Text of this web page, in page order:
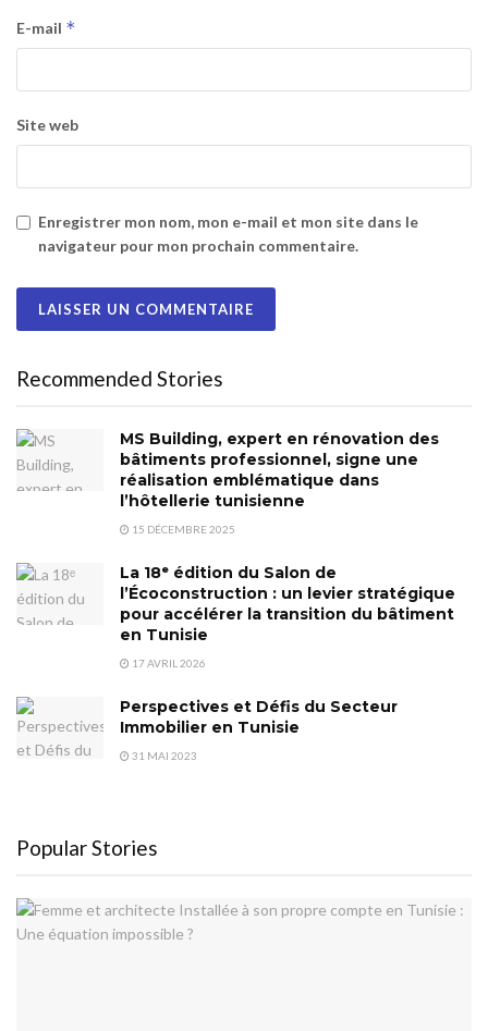
E-mail *
Site web
Enregistrer mon nom, mon e-mail et mon site dans le
navigateur pour mon prochain commentaire.
Recommended Stories
MS Building, expert en rénovation des
bâtiments professionnel, signe une
réalisation emblématique dans
l’hôtellerie tunisienne
15 DÉCEMBRE 2025
La 18ᵉ édition du Salon de
l’Écoconstruction : un levier stratégique
pour accélérer la transition du bâtiment
en Tunisie
17 AVRIL 2026
Perspectives et Défis du Secteur
Immobilier en Tunisie
31 MAI 2023
Popular Stories